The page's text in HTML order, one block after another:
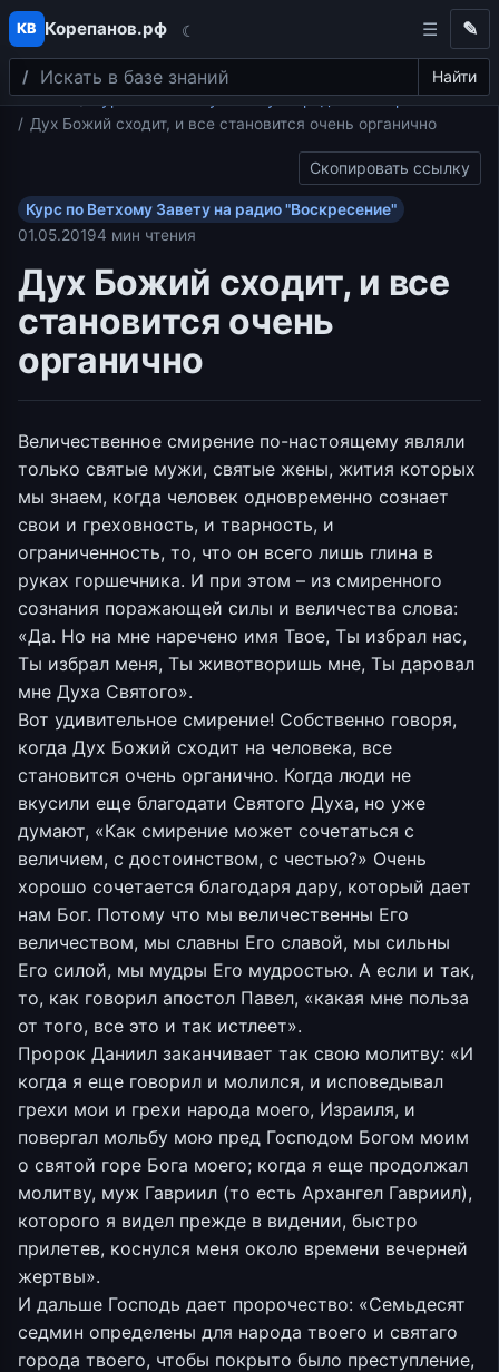
Перейти к содержимому
КВ Корепанов.рф ☾
Поиск Найти
✎
Главная
Курс по Ветхому Завету на радио "Воскресение"
Дух Божий сходит, и все становится очень органично
Скопировать ссылку
Курс по Ветхому Завету на радио "Воскресение"
01.05.20194 мин чтения
Дух Божий сходит, и все
становится очень
органично
Величественное смирение по-настоящему являли
только святые мужи, святые жены, жития которых
мы знаем, когда человек одновременно сознает
свои и греховность, и тварность, и
ограниченность, то, что он всего лишь глина в
руках горшечника. И при этом – из смиренного
сознания поражающей силы и величества слова:
«Да. Но на мне наречено имя Твое, Ты избрал нас,
Ты избрал меня, Ты животворишь мне, Ты даровал
мне Духа Святого».
Вот удивительное смирение! Собственно говоря,
когда Дух Божий сходит на человека, все
становится очень органично. Когда люди не
вкусили еще благодати Святого Духа, но уже
думают, «Как смирение может сочетаться с
величием, с достоинством, с честью?» Очень
хорошо сочетается благодаря дару, который дает
нам Бог. Потому что мы величественны Его
величеством, мы славны Его славой, мы сильны
Его силой, мы мудры Его мудростью. А если и так,
то, как говорил апостол Павел, «какая мне польза
от того, все это и так истлеет».
Пророк Даниил заканчивает так свою молитву: «И
когда я еще говорил и молился, и исповедывал
грехи мои и грехи народа моего, Израиля, и
повергал мольбу мою пред Господом Богом моим
о святой горе Бога моего; когда я еще продолжал
молитву, муж Гавриил (то есть Архангел Гавриил),
которого я видел прежде в видении, быстро
прилетев, коснулся меня около времени вечерней
жертвы».
И дальше Господь дает пророчество: «Семьдесят
седмин определены для народа твоего и святаго
города твоего, чтобы покрыто было преступление,